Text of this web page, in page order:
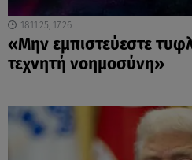
18.11.25, 17:26
«Μην εμπιστεύεστε
τεχνητή νοημοσύνη»